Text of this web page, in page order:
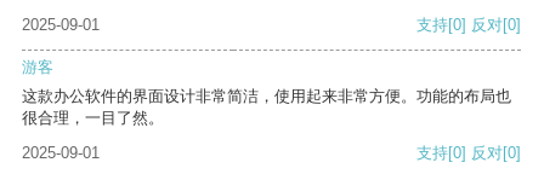
2025-09-01 支持[0] 反对[0]
游客
这款办公软件的界面设计非常简洁，使用起来非常方便。功能的布局也
很合理，一目了然。
2025-09-01
支持[0] 反对[0]